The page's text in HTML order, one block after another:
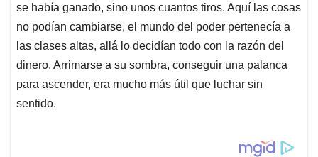
se había ganado, sino unos cuantos tiros. Aquí las cosas
no podían cambiarse, el mundo del poder pertenecía a
las clases altas, allá lo decidían todo con la razón del
dinero. Arrimarse a su sombra, conseguir una palanca
para ascender, era mucho más útil que luchar sin
sentido.